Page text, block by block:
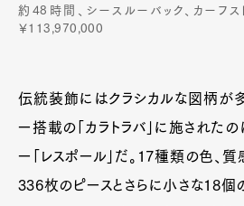
約48時間、シースルーバック、カーフス
￥113,970,000
伝統装飾にはクラシカルな図柄が多
ー搭載の「カラトラバ」に施された
ー「レスポール」だ。17種類の色、
336枚のピースとさらに小さな18個